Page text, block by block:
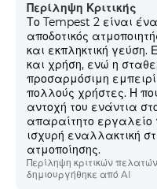
Περίληψη Κριτικής
Το Tempest 2 είναι
αποδοτικός
και εκπληκτική
και χρήση, ενώ η
προσαρμόσιμη
πολλούς χρήστες. Η
αντοχή του ενάντια
απαραίτητο εργαλείο
ισχυρή εναλλακτική
ατμοποίησης.
Περίληψη κριτικών
δημιουργήθηκε από AI